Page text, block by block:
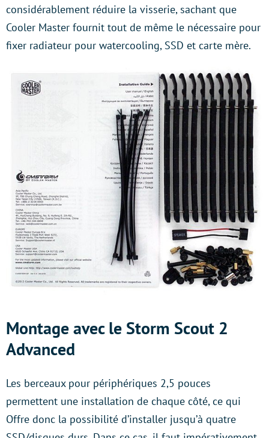
considérablement réduire la visserie, sachant que
Cooler Master fournit tout de même le nécessaire pour
fixer radiateur pour watercooling, SSD et carte mère.
Montage avec le Storm Scout 2
Advanced
Les berceaux pour périphériques 2,5 pouces
permettent une installation de chaque côté, ce qui
Offre donc la possibilité d’installer jusqu’à quatre